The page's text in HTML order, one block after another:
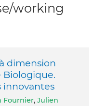
working
dimension
innovantes
Fournier, Julien